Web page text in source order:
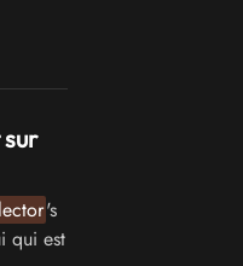
's
qui est